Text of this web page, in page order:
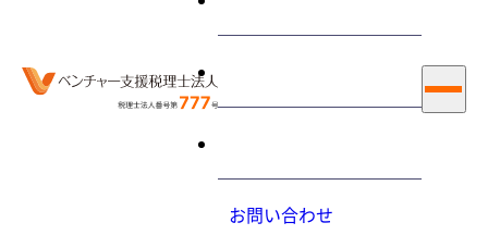
お問い合わせ
租税公課等
2015.08.26（水）